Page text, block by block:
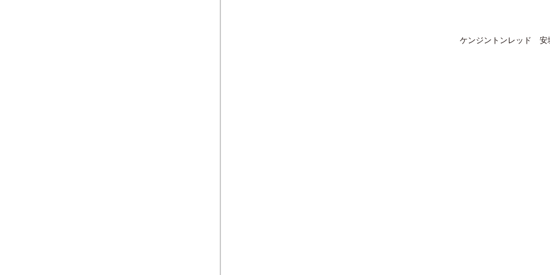
ケンジントンレッド 安